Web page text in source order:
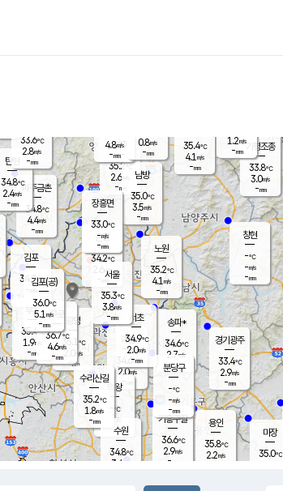
양주
35.2℃
2.6
-mm
과천
34.6℃
2.0m/s
- mm
용인
35.8℃
2.2m/s
경기광주
33.4℃
2.9m/s
-mm
파주금촌
34.8℃
4.4m/s
-mm
가평조종
33.8℃
3.0m/s
-mm
35.4℃
4.1 m/s
-mm
창현
-℃
-m/s
-mm
탄현
34.8℃
2.4m/s
-mm
1.2m/s
-mm
마장
35.0℃
의왕
- ℃
m/s
mm
김포
34.9℃
-m/s
mm
광명
35.1
℃
2.0 m/s
-mm
부천
35.4℃
1.9m/s
-mm
구로
36.7℃
4.6m/s
-mm
은평
34.2℃
2.6 m/s
- mm
노원
35.2℃
4.1 m/s
-mm
송파*
34.6℃
2.7m/s
-mm
서초
34.9℃
2.0m/s
-mm
남방
35.0℃
3.5m/s
-mm
기흥구갈
36.6℃
2.9m/s
-
수리산길
35.2℃
1.8m/s
-mm
분당구
-℃
-m/s
-mm
장흥면
33.0℃
-m/s
-mm
4.8m/s
-mm
김포(공)
36.0℃
5.1 m/s
-mm
수원
34.8℃
3.4 m/s
서울
35.3℃
3.8m/s
-mm
33.6℃
2.8m/s
-mm
0.8m/s
-mm